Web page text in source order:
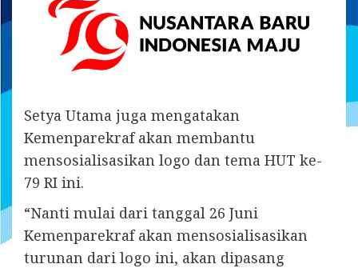
Setya Utama juga mengatakan
Kemenparekraf akan membantu
mensosialisasikan logo dan tema HUT ke-
79 RI ini.
“Nanti mulai dari tanggal 26 Juni
Kemenparekraf akan mensosialisasikan
turunan dari logo ini, akan dipasang